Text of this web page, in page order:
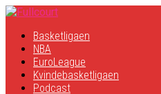
Basketligaen
NBA
EuroLeague
Kvindebasketligaen
Podcast